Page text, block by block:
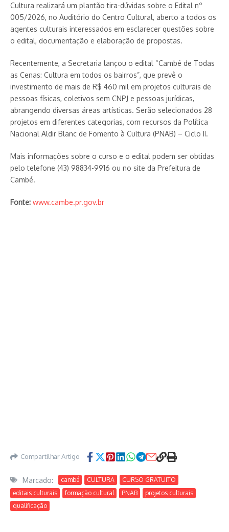
Cultura realizará um plantão tira-dúvidas sobre o Edital nº
005/2026, no Auditório do Centro Cultural, aberto a todos os
agentes culturais interessados em esclarecer questões sobre
o edital, documentação e elaboração de propostas.
Recentemente, a Secretaria lançou o edital “Cambé de Todas
as Cenas: Cultura em todos os bairros”, que prevê o
investimento de mais de R$ 460 mil em projetos culturais de
pessoas físicas, coletivos sem CNPJ e pessoas jurídicas,
abrangendo diversas áreas artísticas. Serão selecionados 28
projetos em diferentes categorias, com recursos da Política
Nacional Aldir Blanc de Fomento à Cultura (PNAB) – Ciclo II.
Mais informações sobre o curso e o edital podem ser obtidas
pelo telefone (43) 98834-9916 ou no site da Prefeitura de
Cambé.
Fonte: www.cambe.pr.gov.br
Compartilhar Artigo
Marcado: cambé CULTURA
CURSO GRATUITO
editais culturais
formação cultural PNAB
projetos culturais
qualificação